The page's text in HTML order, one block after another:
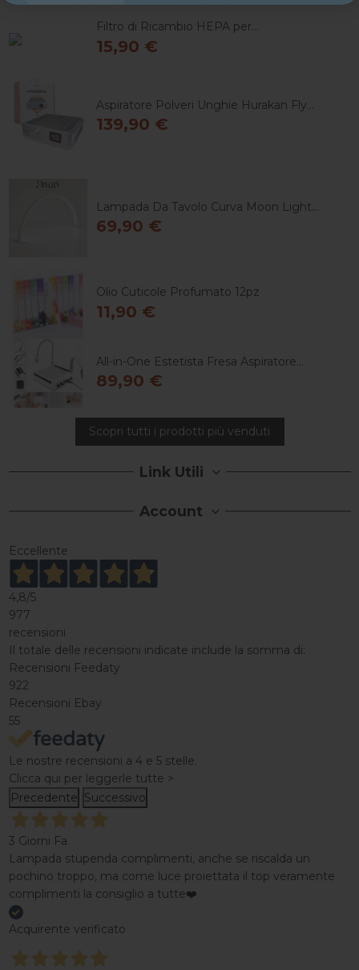
Filtro di Ricambio HEPA per...
15,90 €
Aspiratore Polveri Unghie Hurakan Fly...
139,90 €
Lampada Da Tavolo Curva Moon Light...
69,90 €
Olio Cuticole Profumato 12pz
11,90 €
All-in-One Estetista Fresa Aspiratore...
89,90 €
Scopri tutti i prodotti più venduti
Link Utili
Account
Eccellente
4,8/5
977
recensioni
Il totale delle recensioni indicate include la somma di:
Recensioni Feedaty
922
Recensioni Ebay
55
Le nostre recensioni a 4 e 5 stelle.
Clicca qui per leggerle tutte >
Precedente Successivo
3 Giorni Fa
Lampada stupenda complimenti, anche se riscalda un
pochino troppo, ma come luce proiettata il top veramente
complimenti la consiglio a tutte❤️
Acquirente verificato